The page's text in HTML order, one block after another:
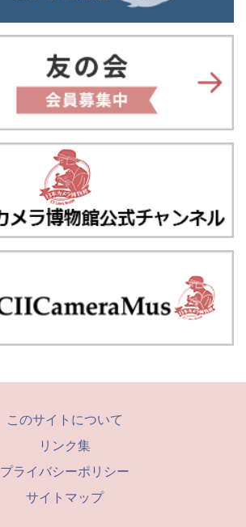
このサイトについて
リンク集
プライバシーポリシー
サイトマップ